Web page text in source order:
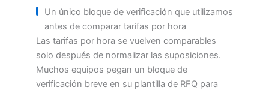
Un único bloque de verificación que utilizamos
antes de comparar tarifas por hora
Las tarifas por hora se vuelven comparables
solo después de normalizar las suposiciones.
Muchos equipos pegan un bloque de
verificación breve en su plantilla de RFQ para